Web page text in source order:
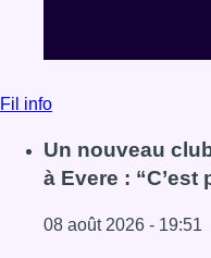
Fil info
Un nouveau
à Evere :
08 août 2026 - 19:51